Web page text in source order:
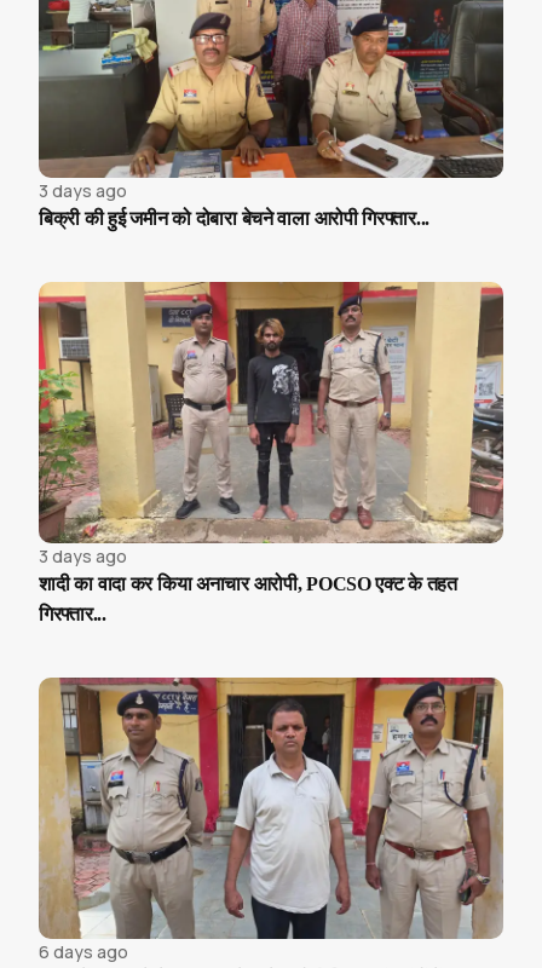
3 days ago
बिक्री की हुई जमीन को दोबारा बेचने वाला आरोपी गिरफ्तार...
3 days ago
शादी का वादा कर किया अनाचार आरोपी, POCSO एक्ट के तहत
गिरफ्तार...
6 days ago